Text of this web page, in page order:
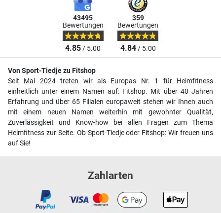
43495
Bewertungen
4.85/ 5.00
359
Bewertungen
4.84/ 5.00
Von Sport-Tiedje zu Fitshop
Seit Mai 2024 treten wir als Europas Nr. 1 für Heimfitness
einheitlich unter einem Namen auf: Fitshop. Mit über 40 Jahren
Erfahrung und über 65 Filialen europaweit stehen wir Ihnen auch
mit einem neuen Namen weiterhin mit gewohnter Qualität,
Zuverlässigkeit und Know-how bei allen Fragen zum Thema
Heimfitness zur Seite. Ob Sport-Tiedje oder Fitshop: Wir freuen uns
auf Sie!
Zahlarten